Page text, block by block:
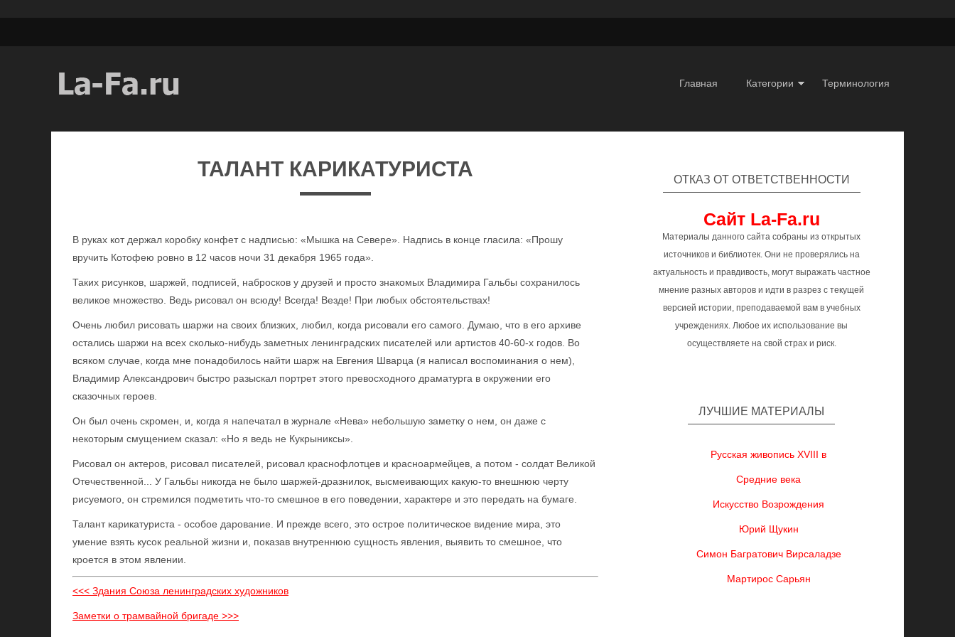
Главная Категории Терминология
ТАЛАНТ КАРИКАТУРИСТА
В руках кот держал коробку конфет с надписью: «Мышка на Севере». Надпись в конце гласила: «Прошу
вручить Котофею ровно в 12 часов ночи 31 декабря 1965 года».
Таких рисунков, шаржей, подписей, набросков у друзей и просто знакомых Владимира Гальбы сохранилось
великое множество. Ведь рисовал он всюду! Всегда! Везде! При любых обстоятельствах!
Очень любил рисовать шаржи на своих близких, любил, когда рисовали его самого. Думаю, что в его архиве
остались шаржи на всех сколько-нибудь заметных ленинградских писателей или артистов 40-60-х годов. Во
всяком случае, когда мне понадобилось найти шарж на Евгения Шварца (я написал воспоминания о нем),
Владимир Александрович быстро разыскал портрет этого превосходного драматурга в окружении его
сказочных героев.
Он был очень скромен, и, когда я напечатал в журнале «Нева» небольшую заметку о нем, он даже с
некоторым смущением сказал: «Но я ведь не Кукрыниксы».
Рисовал он актеров, рисовал писателей, рисовал краснофлотцев и красноармейцев, а потом - солдат Великой
Отечественной... У Гальбы никогда не было шаржей-дразнилок, высмеивающих какую-то внешнюю черту
рисуемого, он стремился подметить что-то смешное в его поведении, характере и это передать на бумаге.
Талант карикатуриста - особое дарование. И прежде всего, это острое политическое видение мира, это
умение взять кусок реальной жизни и, показав внутреннюю сущность явления, выявить то смешное, что
кроется в этом явлении.
<<< Здания Союза ленинградских художников
Заметки о трамвайной бригаде >>>
ОТКАЗ ОТ ОТВЕТСТВЕННОСТИ
Сайт La-Fa.ru
Материалы данного сайта собраны из открытых
источников и библиотек. Они не проверялись на
актуальность и правдивость, могут выражать частное
мнение разных авторов и идти в разрез с текущей
версией истории, преподаваемой вам в учебных
учреждениях. Любое их использование вы
осуществляете на свой страх и риск.
ЛУЧШИЕ МАТЕРИАЛЫ
Русская живопись XVIII в
Средние века
Искусство Возрождения
Юрий Щукин
Симон Багратович Вирсаладзе
Мартирос Сарьян